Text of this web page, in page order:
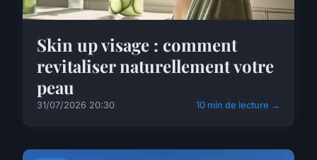
Skin up visage : comment
revitaliser naturellement votre
peau
31/07/2026 20:30 10 min de lecture →